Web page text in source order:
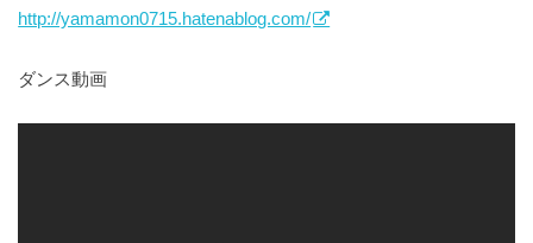
http://yamamon0715.hatenablog.com/
ダンス動画